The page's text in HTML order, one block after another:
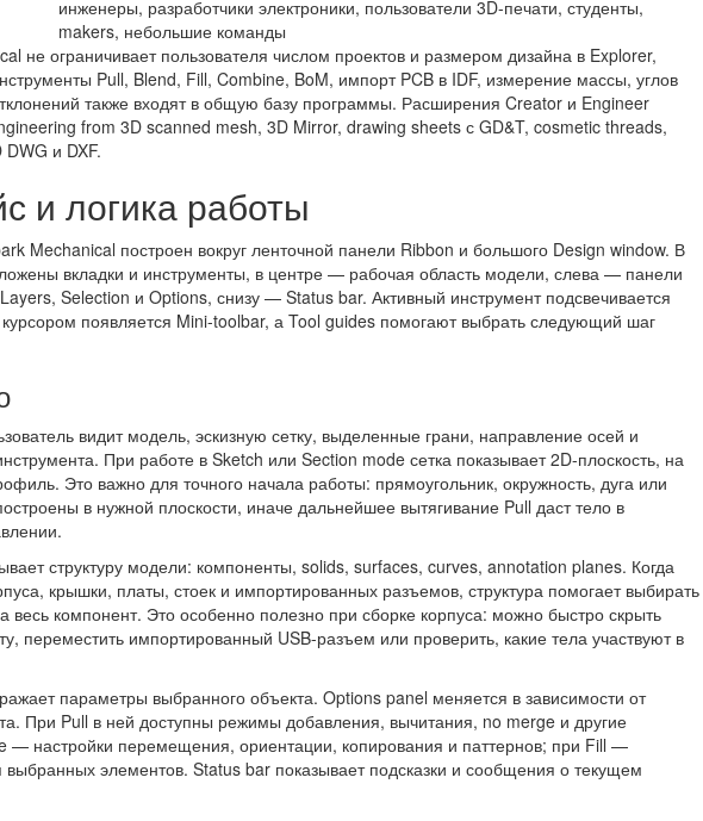
инженеры, разработчики электроники, пользователи 3D-печати, студенты,
makers, небольшие команды
не ограничивает пользователя числом проектов и размером дизайна в Explorer,
Pull, Blend, Fill, Combine, BoM, импорт PCB в IDF, измерение массы, углов
также входят в общую базу программы. Расширения Creator и Engineer
from 3D scanned mesh, 3D Mirror, drawing sheets с GD&T, cosmetic threads,
и DXF.
и логика работы
Mechanical построен вокруг ленточной панели Ribbon и большого Design window. В
вкладки и инструменты, в центре — рабочая область модели, слева — панели
Selection и Options, снизу — Status bar. Активный инструмент подсвечивается
появляется Mini-toolbar, а Tool guides помогают выбрать следующий шаг
видит модель, эскизную сетку, выделенные грани, направление осей и
При работе в Sketch или Section mode сетка показывает 2D-плоскость, на
Это важно для точного начала работы: прямоугольник, окружность, дуга или
в нужной плоскости, иначе дальнейшее вытягивание Pull даст тело в
структуру модели: компоненты, solids, surfaces, curves, annotation planes. Когда
крышки, платы, стоек и импортированных разъемов, структура помогает выбирать
весь компонент. Это особенно полезно при сборке корпуса: можно быстро скрыть
переместить импортированный USB-разъем или проверить, какие тела участвуют в
параметры выбранного объекта. Options panel меняется в зависимости от
При Pull в ней доступны режимы добавления, вычитания, no merge и другие
— настройки перемещения, ориентации, копирования и паттернов; при Fill —
элементов. Status bar показывает подсказки и сообщения о текущем